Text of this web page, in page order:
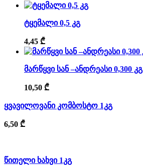
ტყემალი 0,5 კგ
4,45 ₾
მარწყვი სან –ანდრეასი 0,300 კგ
10,50 ₾
ყვავილოვანი კომბოსტო 1კგ
6,50 ₾
წითელი ხახვი 1კგ